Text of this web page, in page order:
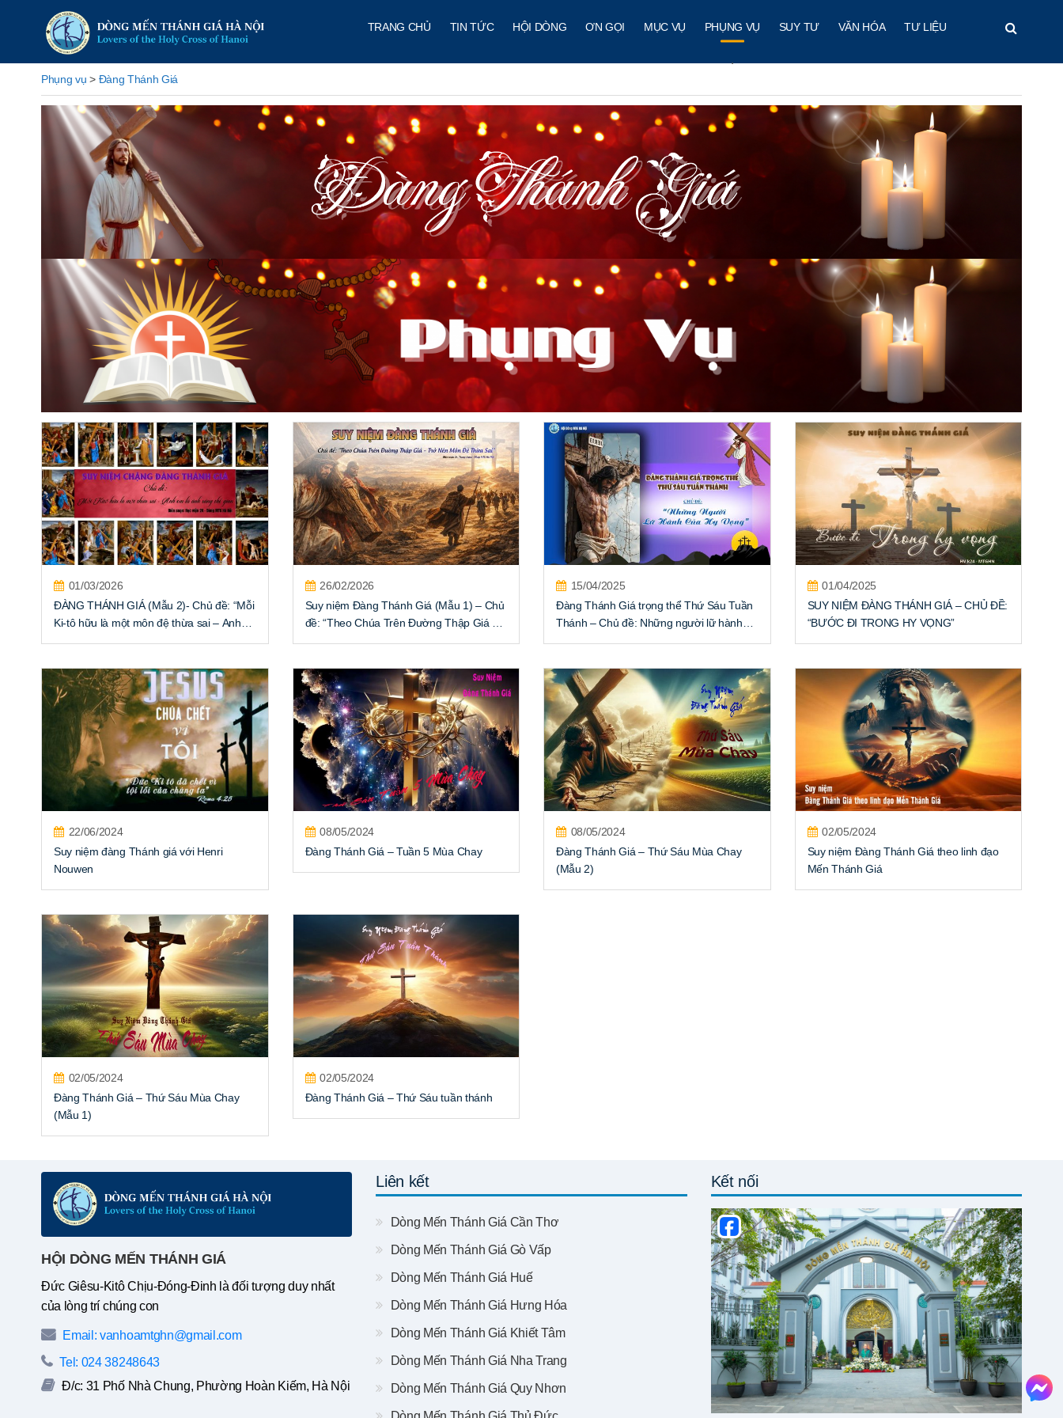
TRANG CHỦ TIN TỨC HỘI DÒNG ƠN GỌI MỤC VỤ PHỤNG VỤ SUY TƯ VĂN HÓA TƯ LIỆU
Phụng vụ > Đàng Thánh Giá
01/03/2026
ĐÀNG THÁNH GIÁ (Mẫu 2)- Chủ đề: “Mỗi
Ki-tô hữu là một môn đệ thừa sai – Anh
26/02/2026
Suy niệm Đàng Thánh Giá (Mẫu 1) – Chủ
đề: “Theo Chúa Trên Đường Thập Giá –
15/04/2025
Đàng Thánh Giá trọng thể Thứ Sáu Tuần
Thánh – Chủ đề: Những người lữ hành
01/04/2025
SUY NIỆM ĐÀNG THÁNH GIÁ – CHỦ ĐỀ:
“BƯỚC ĐI TRONG HY VỌNG”
22/06/2024
Suy niệm đàng Thánh giá với Henri
Nouwen
08/05/2024
Đàng Thánh Giá – Tuần 5 Mùa Chay
08/05/2024
Đàng Thánh Giá – Thứ Sáu Mùa Chay
(Mẫu 2)
02/05/2024
Suy niệm Đàng Thánh Giá theo linh đạo
Mến Thánh Giá
02/05/2024
Đàng Thánh Giá – Thứ Sáu Mùa Chay
(Mẫu 1)
02/05/2024
Đàng Thánh Giá – Thứ Sáu tuần thánh
HỘI DÒNG MẾN THÁNH GIÁ
Đức Giêsu-Kitô Chịu-Đóng-Đinh là đối tượng duy nhất
của lòng trí chúng con
Email: vanhoamtghn@gmail.com
Tel: 024 38248643
Đ/c: 31 Phố Nhà Chung, Phường Hoàn Kiếm, Hà Nội
Liên kết
Dòng Mến Thánh Giá Cần Thơ
Dòng Mến Thánh Giá Gò Vấp
Dòng Mến Thánh Giá Huế
Dòng Mến Thánh Giá Hưng Hóa
Dòng Mến Thánh Giá Khiết Tâm
Dòng Mến Thánh Giá Nha Trang
Dòng Mến Thánh Giá Quy Nhơn
Kết nối